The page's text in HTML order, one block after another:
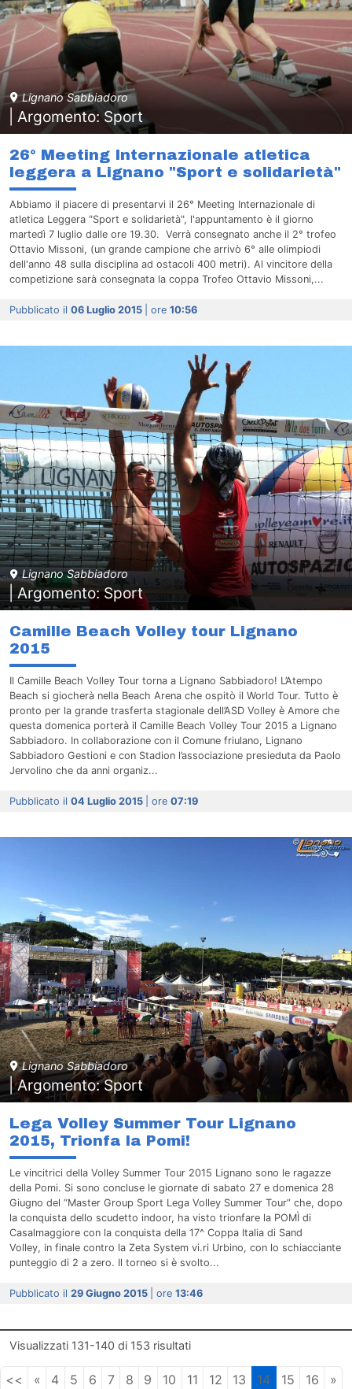
Lignano Sabbiadoro
| Argomento: Sport
26° Meeting Internazionale atletica
leggera a Lignano "Sport e solidarietà"
Abbiamo il piacere di presentarvi il 26° Meeting Internazionale di
atletica Leggera "Sport e solidarietà", l'appuntamento è il giorno
martedì 7 luglio dalle ore 19.30. Verrà consegnato anche il 2° trofeo
Ottavio Missoni, (un grande campione che arrivò 6° alle olimpiodi
dell'anno 48 sulla disciplina ad ostacoli 400 metri). Al vincitore della
competizione sarà consegnata la coppa Trofeo Ottavio Missoni,...
Pubblicato il 06 Luglio 2015 | ore 10:56
Lignano Sabbiadoro
| Argomento: Sport
Camille Beach Volley tour Lignano
2015
Il Camille Beach Volley Tour torna a Lignano Sabbiadoro! L’Atempo
Beach si giocherà nella Beach Arena che ospitò il World Tour. Tutto è
pronto per la grande trasferta stagionale dell’ASD Volley è Amore che
questa domenica porterà il Camille Beach Volley Tour 2015 a Lignano
Sabbiadoro. In collaborazione con il Comune friulano, Lignano
Sabbiadoro Gestioni e con Stadion l’associazione presieduta da Paolo
Jervolino che da anni organiz...
Pubblicato il 04 Luglio 2015 | ore 07:19
Lignano Sabbiadoro
| Argomento: Sport
Lega Volley Summer Tour Lignano
2015, Trionfa la Pomi!
Le vincitrici della Volley Summer Tour 2015 Lignano sono le ragazze
della Pomi. Si sono concluse le giornate di sabato 27 e domenica 28
Giugno del “Master Group Sport Lega Volley Summer Tour” che, dopo
la conquista dello scudetto indoor, ha visto trionfare la POMÌ di
Casalmaggiore con la conquista della 17^ Coppa Italia di Sand
Volley, in finale contro la Zeta System vi.ri Urbino, con lo schiacciante
punteggio di 2 a zero. Il torneo si è svolto...
Pubblicato il 29 Giugno 2015 | ore 13:46
Visualizzati 131-140 di 153 risultati
<< « 4 5 6 7 8 9 10 11 12 13 14 15 16 »